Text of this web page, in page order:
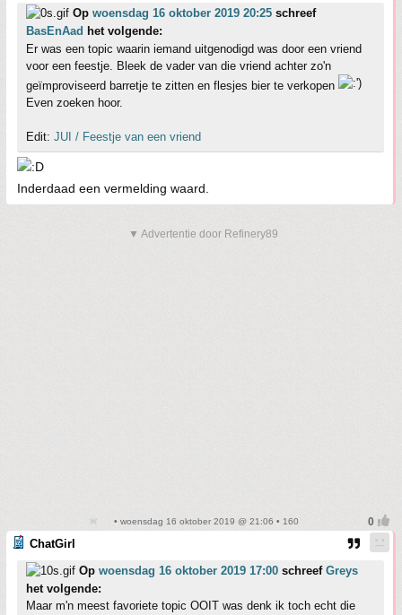
Op woensdag 16 oktober 2019 20:25 schreef
BasEnAad het volgende:
Er was een topic waarin iemand uitgenodigd was door een vriend
voor een feestje. Bleek de vader van die vriend achter zo'n
geïmproviseerd barretje te zitten en flesjes bier te verkopen
Even zoeken hoor.
Edit: JUI / Feestje van een vriend
Inderdaad een vermelding waard.
▼ Advertentie door Refinery89
• woensdag 16 oktober 2019 @ 21:06 • 160
ChatGirl
Op woensdag 16 oktober 2019 17:00 schreef Greys
het volgende:
Maar m'n meest favoriete topic OOIT was denk ik toch echt die